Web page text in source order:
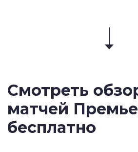
Смотреть
матчей
бесплатно